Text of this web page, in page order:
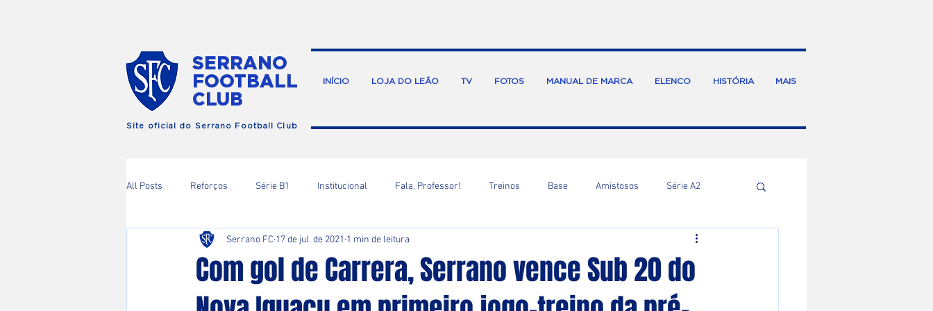
SERRANO
FOOTBALL
CLUB
INÍCIO LOJA DO LEÃO TV FOTOS MANUAL DE MARCA ELENCO HISTÓRIA MAIS
Site oficial do Serrano Football Club
All Posts Reforços Série B1 Institucional Fala, Professor! Treinos Base Amistosos Série A2
Com gol de Carrera, Serrano vence Sub 20 do
Serrano FC 17 de jul. de 2021 1 min de leitura